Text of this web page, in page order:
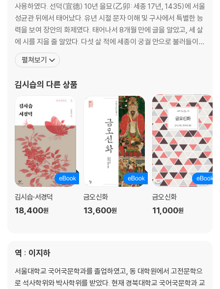
사용하였다. 선덕(宣德) 10년 을묘(乙卯: 세종 17년, 1435)에 서울
성균관 뒤에서 태어났다. 유년 시절 문자 이해 및 구사에서 특별한 능
력을 보여 장안의 화제였다. 태어나서 8개월 만에 글을 알았고, 세 살
에 시를 지을 줄 알았다. 다섯 살 적에 세종이 궁궐 안으로 불러들이어
운자(韻字)를 불러 주고 삼각산시(三角山詩)를 짓게 하였다. 5세
에 『대학』(大學)에 통달하고 글도 잘 지으니, 신동이라 불렀다. 김시
통해 회고하곤
펼쳐보기
김시습의 다른 상품
김시습·서경덕
18,400원
금오신화
13,600원
금오신화
11,000원
역 : 이지하
서울대학교 국어국문학과를 졸업하였고, 동 대학원에서 고전문학으
로 석사학위와 박사학위를 받았다. 현재 경북대학교 국어국문학과 교